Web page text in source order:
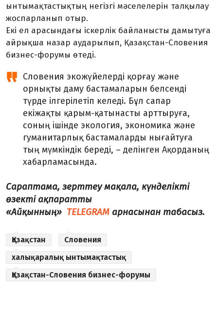
ынтымақтастықтың негізгі мәселелерін талқылау
жоспарланып отыр.
Екі ел арасындағы іскерлік байланысты дамытуға
айрықша назар аударылып, Қазақстан-Словения
бизнес-форумы өтеді.
Словения экожүйелерді қорғау және
орнықты даму бастамаларын белсенді
түрде ілгерілетіп келеді. Бұл сапар
екіжақты қарым-қатынасты арттыруға,
соның ішінде экология, экономика және
гуманитарлық бастамаларды нығайтуға
тың мүмкіндік береді, – делінген Ақорданың
хабарламасында.
Сараптама, зерттеу мақала, күнделікті
өзекті ақпаратты
«Айқынның» TELEGRAM арнасынан табасыз.
Қазақстан
Словения
халықаралық ынтымақтастық
Қазақстан-Словения бизнес-форумы